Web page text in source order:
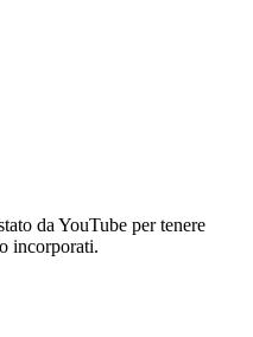
da YouTube per tenere
incorporati.